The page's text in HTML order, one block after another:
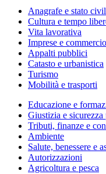
Anagrafe e stato
Cultura e tempo
Vita lavorativa
Imprese e commercio
Appalti pubblici
Catasto e urbanistica
Turismo
Mobilità e trasporti
Educazione e
Giustizia e sicurezza
Tributi, finanze e
Ambiente
Salute, benessere e
Autorizzazioni
Agricoltura e pesca